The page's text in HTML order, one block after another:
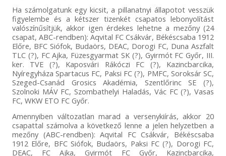
Ha számolgatunk egy kicsit, a pillanatnyi állapotot vesszük
figyelembe és a kétszer tizenkét csapatos lebonyolítást
valószínűsítjük, akkor igen érdekes lehetne a mezőny (24
csapat, ABC-rendben): Aqvital FC Csákvár, Békéscsaba 1912
Előre, BFC Siófok, Budaörs, DEAC, Dorogi FC, Duna Aszfalt
TLC (?), FC Ajka, Füzesgyarmat SK (?), Gyirmót FC Győr, III.
ker. TVE (?), Kaposvári Rákóczi FC (?), Kazincbarcika,
Nyíregyháza Spartacus FC, Paksi FC (?), PMFC, Soroksár SC,
Szeged-Csanád Grosics Akadémia, Szentlőrinc SE (?),
Szolnoki MÁV FC, Szombathelyi Haladás, Vác FC (?), Vasas
FC, WKW ETO FC Győr.
Amennyiben változatlan marad a versenykiírás, akkor 20
csapattal számolva a következő lenne a jelen helyzetben a
mezőny (ABC-rendben): Aqvital FC Csákvár, Békéscsaba
1912 Előre, BFC Siófok, Budaörs, Paksi FC (?), Dorogi FC,
DEAC, FC Ajka, Gyirmót FC Győr, Kazincbarcika,